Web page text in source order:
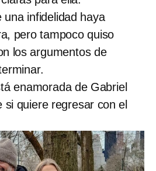
una infidelidad haya
pero tampoco quiso
los argumentos de
enamorada de Gabriel
si quiere regresar con el